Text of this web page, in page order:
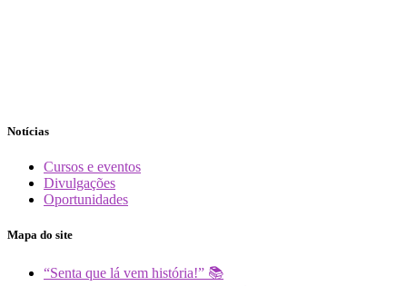
Notícias
Cursos e eventos
Divulgações
Oportunidades
Mapa do site
“Senta que lá vem história!” 📚